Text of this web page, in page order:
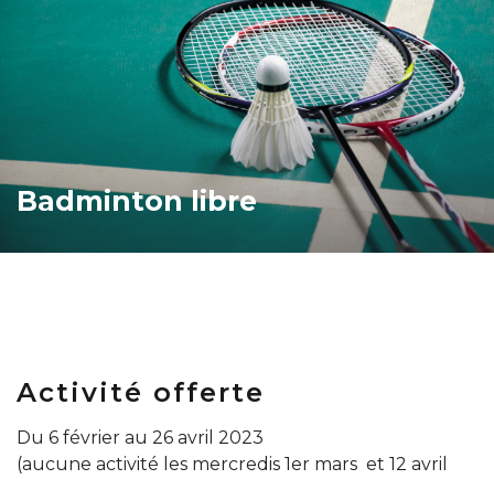
Badminton libre
Activité offerte
Du 6 février au 26 avril 2023
(aucune activité les mercredis 1er mars et 12 avril